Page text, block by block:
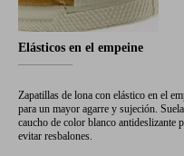
Elásticos en el empeine
Zapatillas de lona con elástico en el
para un mayor agarre y sujeción.
caucho de color blanco antideslizante
evitar resbalones.